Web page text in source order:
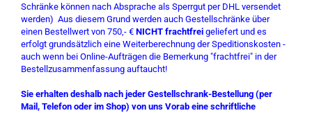
Schränke können nach Absprache als Sperrgut per DHL versendet
werden) Aus diesem Grund werden auch Gestellschränke über
einen Bestellwert von 750,- € NICHT frachtfrei geliefert und es
erfolgt grundsätzlich eine Weiterberechnung der Speditionskosten -
auch wenn bei Online-Aufträgen die Bemerkung "frachtfrei" in der
Bestellzusammenfassung auftaucht!
Sie erhalten deshalb nach jeder Gestellschrank-Bestellung (per
Mail, Telefon oder im Shop) von uns Vorab eine schriftliche